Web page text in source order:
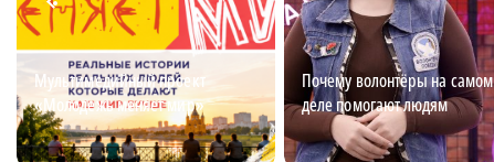
Мультимедийный проект
«Молодежь меняет мир»
Почему волонтёры на самом
деле помогают людям